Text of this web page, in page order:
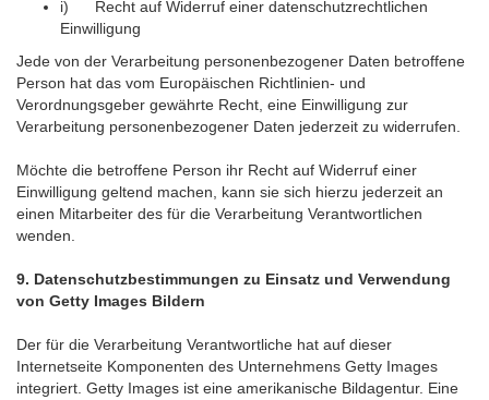
i) Recht auf Widerruf einer datenschutzrechtlichen
Einwilligung
Jede von der Verarbeitung personenbezogener Daten betroffene
Person hat das vom Europäischen Richtlinien- und
Verordnungsgeber gewährte Recht, eine Einwilligung zur
Verarbeitung personenbezogener Daten jederzeit zu widerrufen.
Möchte die betroffene Person ihr Recht auf Widerruf einer
Einwilligung geltend machen, kann sie sich hierzu jederzeit an
einen Mitarbeiter des für die Verarbeitung Verantwortlichen
wenden.
9. Datenschutzbestimmungen zu Einsatz und Verwendung
von Getty Images Bildern
Der für die Verarbeitung Verantwortliche hat auf dieser
Internetseite Komponenten des Unternehmens Getty Images
integriert. Getty Images ist eine amerikanische Bildagentur. Eine